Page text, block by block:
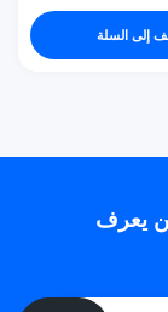
إلى السلة
يعرف